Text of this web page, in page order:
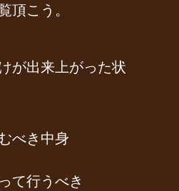
頂こう。
が出来上がった状
べき中身
て行うべき